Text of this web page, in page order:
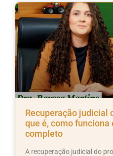
Recuperação judicial
que é, como funciona
completo
A recuperação judicial do